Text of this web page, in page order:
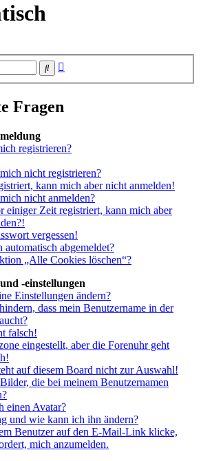
Suche
Fragen
registrieren?
nicht registrieren?
kann mich aber nicht anmelden!
nicht anmelden?
einiger Zeit registriert, kann mich aber
vergessen!
abgemeldet?
„Alle Cookies löschen“?
-einstellungen
Einstellungen ändern?
dass mein Benutzername in der
falsch!
eingestellt, aber die Forenuhr geht
auf diesem Board nicht zur Auswahl!
die bei meinem Benutzernamen
einen Avatar?
und wie kann ich ihn ändern?
Benutzer auf den E-Mail-Link klicke,
mich anzumelden.